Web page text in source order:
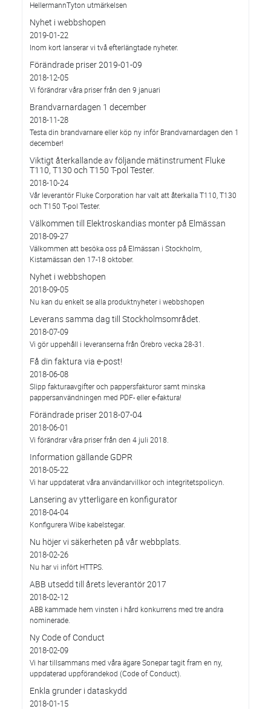
HellermannTyton utmärkelsen
Nyhet i webbshopen
2019-01-22
Inom kort lanserar vi två efterlängtade nyheter.
Förändrade priser 2019-01-09
2018-12-05
Vi förändrar våra priser från den 9 januari
Brandvarnardagen 1 december
2018-11-28
Testa din brandvarnare eller köp ny inför Brandvarnardagen den 1
december!
Viktigt återkallande av följande mätinstrument Fluke
T110, T130 och T150 T-pol Tester.
2018-10-24
Vår leverantör Fluke Corporation har valt att återkalla T110, T130
och T150 T-pol Tester.
Välkommen till Elektroskandias monter på Elmässan
2018-09-27
Välkommen att besöka oss på Elmässan i Stockholm,
Kistamässan den 17-18 oktober.
Nyhet i webbshopen
2018-09-05
Nu kan du enkelt se alla produktnyheter i webbshopen
Leverans samma dag till Stockholmsområdet.
2018-07-09
Vi gör uppehåll i leveranserna från Örebro vecka 28-31.
Få din faktura via e-post!
2018-06-08
Slipp fakturaavgifter och pappersfakturor samt minska
pappersanvändningen med PDF- eller e-faktura!
Förändrade priser 2018-07-04
2018-06-01
Vi förändrar våra priser från den 4 juli 2018.
Information gällande GDPR
2018-05-22
Vi har uppdaterat våra användarvillkor och integritetspolicyn.
Lansering av ytterligare en konfigurator
2018-04-04
Konfigurera Wibe kabelstegar.
Nu höjer vi säkerheten på vår webbplats.
2018-02-26
Nu har vi infört HTTPS.
ABB utsedd till årets leverantör 2017
2018-02-12
ABB kammade hem vinsten i hård konkurrens med tre andra
nominerade.
Ny Code of Conduct
2018-02-09
Vi har tillsammans med våra ägare Sonepar tagit fram en ny,
uppdaterad uppförandekod (Code of Conduct).
Enkla grunder i dataskydd
2018-01-15